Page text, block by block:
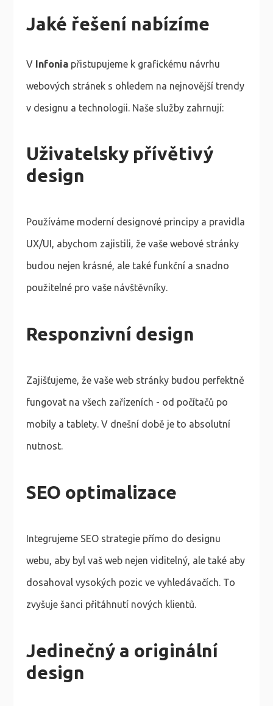
Jaké řešení nabízíme
V Infoniapřistupujeme k grafickému návrhu
webových stránek s ohledem na nejnovější trendy
v designu a technologii. Naše služby zahrnují:
Uživatelsky přívětivý
design
Používáme moderní designové principy a pravidla
UX/UI, abychom zajistili, že vaše webové stránky
budou nejen krásné, ale také funkční a snadno
použitelné pro vaše návštěvníky.
Responzivní design
Zajišťujeme, že vaše web stránky budou perfektně
fungovat na všech zařízeních - od počítačů po
mobily a tablety. V dnešní době je to absolutní
nutnost.
SEO optimalizace
Integrujeme SEO strategie přímo do designu
webu, aby byl vaš web nejen viditelný, ale také aby
dosahoval vysokých pozic ve vyhledávačích. To
zvyšuje šanci přitáhnutí nových klientů.
Jedinečný a originální
design